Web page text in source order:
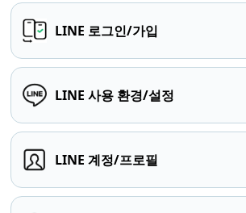
LINE 로그인/가입
LINE 사용 환경/설정
LINE 계정/프로필